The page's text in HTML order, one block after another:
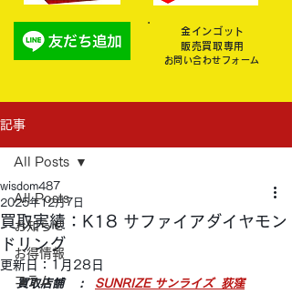
金インゴット
販売買取専用
お問い合わせフォーム
記事
All Posts
お知らせ
お得情報
コラム
All Posts
買取実績：K18 サファイアダイヤモン
ドリング
wisdom487
2025年12月7日
更新日： 1月28日
買取店舗 　: SUNRIZE サンライズ  荻窪